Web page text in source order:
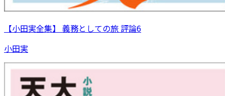
【小田実全集】 義務としての旅 評論6
小田実